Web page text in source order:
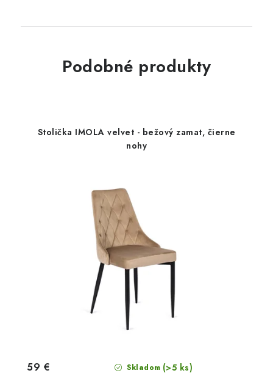
Podobné produkty
Stolička IMOLA velvet - bežový zamat, čierne
nohy
Skladom (>5 ks)
59 €